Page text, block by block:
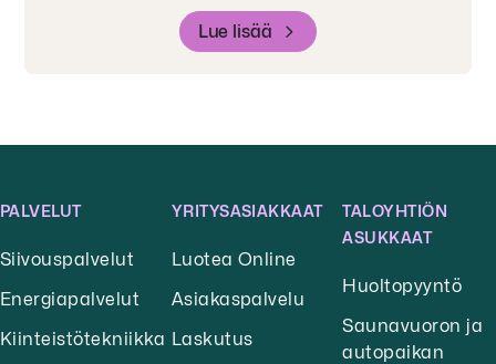
Lue lisää
PALVELUT
Siivouspalvelut
Energiapalvelut
Kiinteistötekniikka
YRITYSASIAKKAAT
Luotea Online
Asiakaspalvelu
Laskutus
TALOYHTIÖN
ASUKKAAT
Huoltopyyntö
Saunavuoron ja
autopaikan